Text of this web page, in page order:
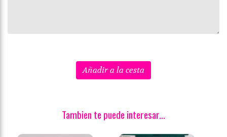
Añadir a la cesta
Tambien te puede interesar...